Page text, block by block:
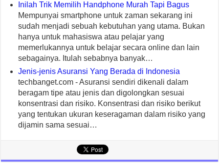
Inilah Trik Memilih Handphone Murah Tapi Bagus
Mempunyai smartphone untuk zaman sekarang ini
sudah menjadi sebuah kebutuhan yang utama. Bukan
hanya untuk mahasiswa atau pelajar yang
memerlukannya untuk belajar secara online dan lain
sebagainya. Itulah sebabnya banyak…
Jenis-jenis Asuransi Yang Berada di Indonesia
techbanget.com - Asuransi sendiri dikenali dalam
beragam tipe atau jenis dan digolongkan sesuai
konsentrasi dan risiko. Konsentrasi dan risiko berikut
yang tentukan ukuran keseragaman dalam risiko yang
dijamin sama sesuai…